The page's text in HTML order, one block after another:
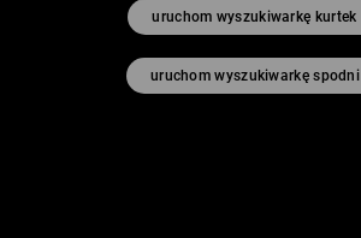
uruchom wyszukiwarkę kurtek
uruchom wyszukiwarkę spodni